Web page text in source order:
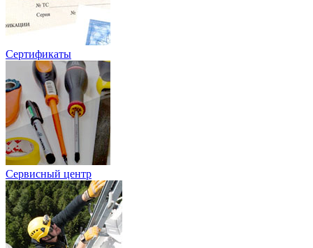
Сертификаты
Сервисный центр